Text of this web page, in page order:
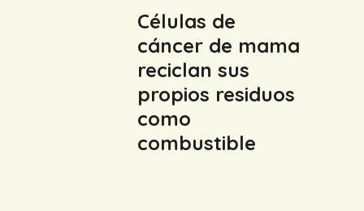
Células de
cáncer de mama
reciclan sus
propios residuos
como
combustible